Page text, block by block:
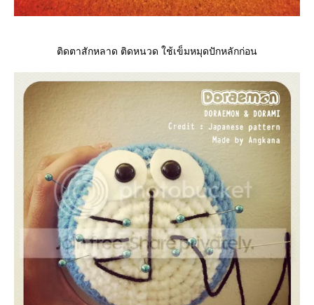
ติดตาสักหลาด ติดหนวด ใช้เข็มหมุดปักหลักก่อน